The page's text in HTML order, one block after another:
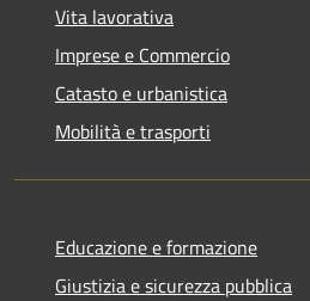
Vita lavorativa
Imprese e Commercio
Catasto e urbanistica
Mobilità e trasporti
Educazione e formazione
Giustizia e sicurezza pubblica